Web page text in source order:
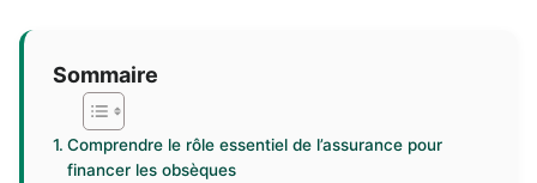
Sommaire
Comprendre le rôle essentiel de l’assurance pour
financer les obsèques